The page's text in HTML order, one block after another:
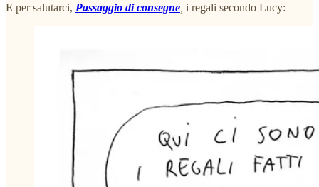
E per salutarci, Passaggio di consegne i regali secondo Lucy: